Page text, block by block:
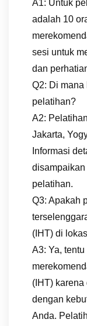
A1: Untuk
adalah 10
sesi untuk
dan
Q2: Di
pelatihan?
A2:
Jakarta,
Informasi
disampaikan
pelatihan.
Q3: Apakah
(IHT) di
A3: Ya,
(IHT)
dengan
Anda.